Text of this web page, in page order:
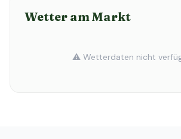
Wetter am Markt
⚠️ Wetterdaten nicht